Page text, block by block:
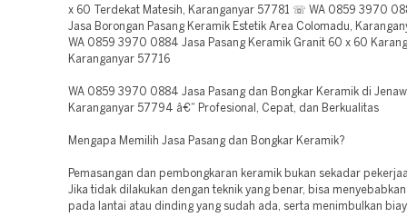
x 60 Terdekat Matesih, Karanganyar 57781 ☏ WA 0859 3970
Jasa Borongan Pasang Keramik Estetik Area Colomadu,
WA 0859 3970 0884 Jasa Pasang Keramik Granit 60 x 60
Karanganyar 57716
WA 0859 3970 0884 Jasa Pasang dan Bongkar Keramik di
Karanganyar 57794 â€“ Profesional, Cepat, dan Berkualitas
Mengapa Memilih Jasa Pasang dan Bongkar Keramik?
Pemasangan dan pembongkaran keramik bukan sekadar
Jika tidak dilakukan dengan teknik yang benar, bisa
pada lantai atau dinding yang sudah ada, serta menimbulkan